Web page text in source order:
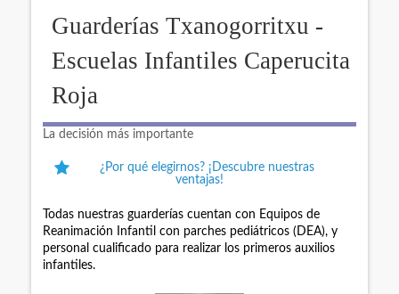
Guarderías Txanogorritxu -
Escuelas Infantiles Caperucita
Roja
La decisión más importante
¿Por qué elegirnos? ¡Descubre nuestras
ventajas!
Todas nuestras guarderías cuentan con Equipos de
Reanimación Infantil con parches pediátricos (DEA), y
personal cualificado para realizar los primeros auxilios
infantiles.